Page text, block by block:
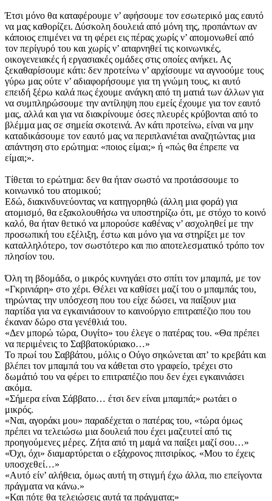
Έτσι μόνο θα καταφέρουμε ν’ αφήσουμε τον εσωτερικό μας εαυτό
να μας καθορίζει. Δύσκολη δουλειά από μόνη της, προπάντων αν
κάποιος επιμένει να τη φέρει εις πέρας χωρίς ν’ απομονωθεί από
τον περίγυρό του και χωρίς ν’ απαρνηθεί τις κοινωνικές,
οικογενειακές ή εργασιακές ομάδες στις οποίες ανήκει. Ας
ξεκαθαρίσουμε κάτι: δεν προτείνω ν’ αρχίσουμε να αγνοούμε τους
γύρω μας ούτε ν’ αδιαφορήσουμε για τη γνώμη τους, κι αυτό
επειδή ξέρω καλά πως έχουμε ανάγκη από τη ματιά των άλλων για
να συμπληρώσουμε την αντίληψη που εμείς έχουμε για τον εαυτό
μας, αλλά και για να διακρίνουμε όσες πλευρές κρύβονται από το
βλέμμα μας σε σημεία σκοτεινά. Αν κάτι προτείνω, είναι να μην
καταδικάσουμε τον εαυτό μας να περιπλανιέται αναζητώντας μια
απάντηση στο ερώτημα: «ποιος είμαι;» ή «πώς θα έπρεπε να
είμαι;».
Τίθεται το ερώτημα: δεν θα ήταν σωστό να προτάσσουμε το
κοινωνικό του ατομικού;
Εδώ, διακινδυνεύοντας να κατηγορηθώ (άλλη μια φορά) για
ατομισμό, θα εξακολουθήσω να υποστηρίζω ότι, με στόχο το κοινό
καλό, θα ήταν θετικό να μπορούσε καθένας ν’ ασχοληθεί με την
προσωπική του εξέλιξη, έστω και μόνο για να στηρίξει με τον
καταλληλότερο, τον σωστότερο και πιο αποτελεσματικό τρόπο τον
πλησίον του.
Όλη τη βδομάδα, ο μικρός κυνηγάει στο σπίτι τον μπαμπά, με τον
«Γκρινιάρη» στο χέρι. Θέλει να καθίσει μαζί του ο μπαμπάς του,
τηρώντας την υπόσχεση που του είχε δώσει, να παίξουν μια
παρτίδα για να εγκαινιάσουν το καινούργιο επιτραπέζιο που του
έκαναν δώρο στα γενέθλιά του.
«Δεν μπορώ τώρα, Ουγίτο» του έλεγε ο πατέρας του. «Θα πρέπει
να περιμένεις το Σαββατοκύριακο…»
Το πρωί του Σαββάτου, μόλις ο Ούγο σηκώνεται απ’ το κρεβάτι και
βλέπει τον μπαμπά του να κάθεται στο γραφείο, τρέχει στο
δωμάτιό του να φέρει το επιτραπέζιο που δεν έχει εγκαινιάσει
ακόμα.
«Σήμερα είναι Σάββατο… έτσι δεν είναι μπαμπά;» ρω­τάει ο
μικρός.
«Ναι, αγοράκι μου» παραδέχεται ο πατέρας του, «τώρα όμως
πρέπει να τελειώσω μια δουλειά που έχει μαζευτεί από τις
προηγούμενες μέρες. Ζήτα από τη μαμά να παίξει μαζί σου…»
«Όχι, όχι» διαμαρτύρεται ο εξάχρονος πιτσιρίκος. «Μου το έχεις
υποσχεθεί…»
«Αυτό είν’ αλήθεια, όμως αυτή τη στιγμή έχω άλλα, πιο επείγοντα
πράγματα να κάνω.»
«Και πότε θα τελειώσεις αυτά τα πράγματα;»